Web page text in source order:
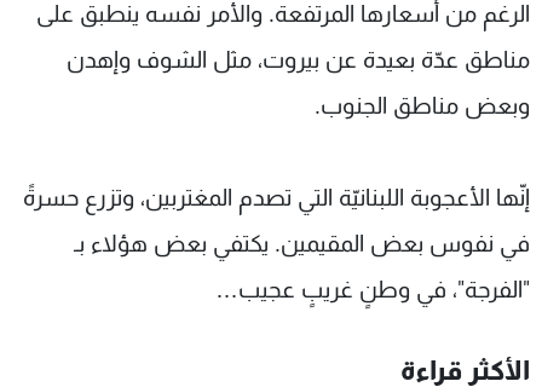
الرغم من أسعارها المرتفعة. والأمر نفسه ينطبق على
مناطق عدّة بعيدة عن بيروت، مثل الشوف وإهدن
وبعض مناطق الجنوب.
إنّها الأعجوبة اللبنانيّة التي تصدم المغتربين، وتزرع حسرةً
في نفوس بعض المقيمين. يكتفي بعض هؤلاء بـ
"الفرجة"، في وطنٍ غريبٍ عجيب…
الأكثر قراءة